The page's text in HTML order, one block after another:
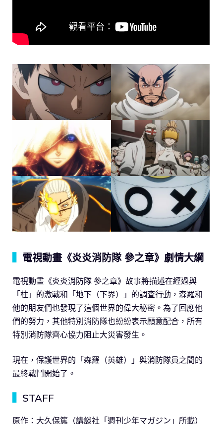
電視動畫《炎炎消防隊 參之章》劇情大綱
電視動畫《炎炎消防隊 參之章》故事將描述在經過與
「柱」的激戰和「地下（下界）」的調查行動，森羅和
他的朋友們也發現了這個世界的偉大秘密。為了回應他
們的努力，其他特別消防隊也紛紛表示願意配合，所有
特別消防隊齊心協力阻止大災害發生。
現在，保護世界的「森羅（英雄）」與消防隊員之間的
最終戰鬥開始了。
STAFF
原作：大久保篤（講談社「週刊少年マガジン」所載）